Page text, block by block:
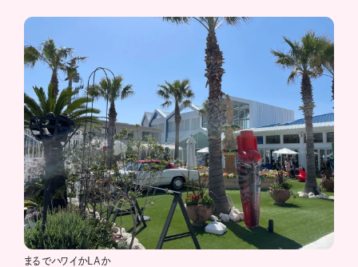
まるでハワイかLAか